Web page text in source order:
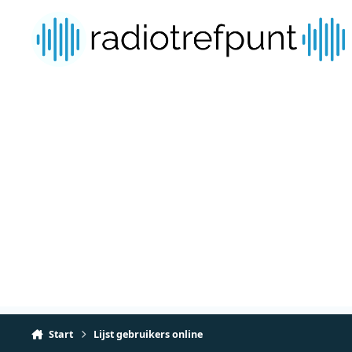
Start Lijst gebruikers online